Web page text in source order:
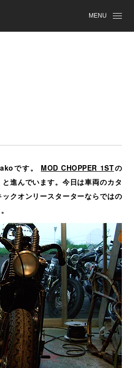
MENU
です。 MOD CHOPPER 1STの
進んでいます。今日は車両のカタ
クオンリースターターならではの